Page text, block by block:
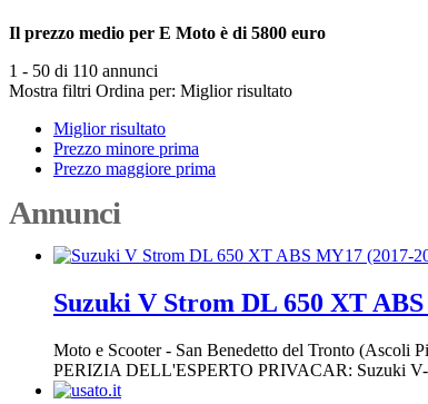
Il prezzo medio per E Moto è di 5800 euro
1 - 50 di 110 annunci
Mostra filtri Ordina per: Miglior risultato
Miglior risultato
Prezzo minore prima
Prezzo maggiore prima
Annunci
Suzuki V Strom DL 650 XT
Moto e Scooter- San Benedetto del Tronto (Ascoli
PERIZIA DELL'ESPERTO PRIVACAR: Suzuki